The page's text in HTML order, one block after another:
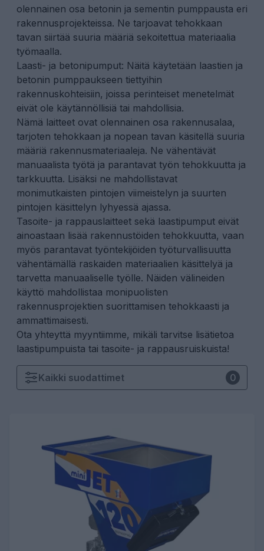
olennainen osa betonin ja sementin pumppausta eri
rakennusprojekteissa. Ne tarjoavat tehokkaan
tavan siirtää suuria määriä sekoitettua materiaalia
työmaalla.
Laasti- ja betonipumput: Näitä käytetään laastien ja
betonin pumppaukseen tiettyihin
rakennuskohteisiin, joissa perinteiset menetelmät
eivät ole käytännöllisiä tai mahdollisia.
Nämä laitteet ovat olennainen osa rakennusalaa,
tarjoten tehokkaan ja nopean tavan käsitellä suuria
määriä rakennusmateriaaleja. Ne vähentävät
manuaalista työtä ja parantavat työn tehokkuutta ja
tarkkuutta. Lisäksi ne mahdollistavat
monimutkaisten pintojen viimeistelyn ja suurten
pintojen käsittelyn lyhyessä ajassa.
Tasoite- ja rappauslaitteet sekä laastipumput eivät
ainoastaan lisää rakennustöiden tehokkuutta, vaan
myös parantavat työntekijöiden työturvallisuutta
vähentämällä raskaiden materiaalien käsittelyä ja
tarvetta manuaaliselle työlle. Näiden välineiden
käyttö mahdollistaa monipuolisten
rakennusprojektien suorittamisen tehokkaasti ja
ammattimaisesti.
Ota yhteyttä myyntiimme, mikäli tarvitse lisätietoa
laastipumpuista tai tasoite- ja rappausruiskuista!
Kaikki suodattimet 0